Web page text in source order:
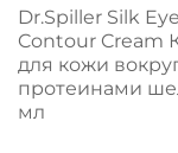
Dr.Spiller Silk Eye
Contour Cream
для кожи
протеинами
мл